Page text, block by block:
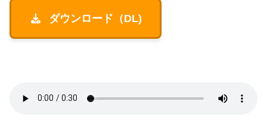
ダウンロード（DL)